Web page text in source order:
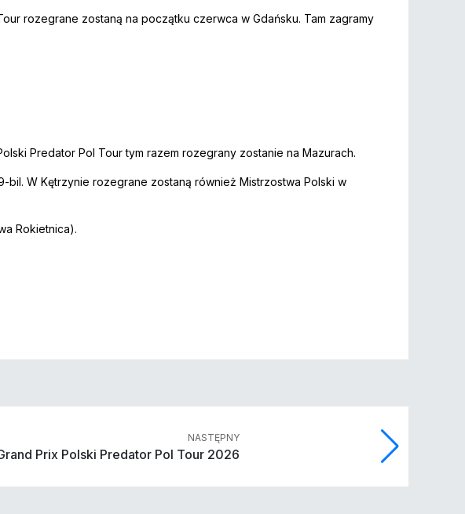
rozegrane zostaną na początku czerwca w Gdańsku. Tam zagramy
Predator Pol Tour tym razem rozegrany zostanie na Mazurach.
bil. W Kętrzynie rozegrane zostaną również Mistrzostwa Polski w
Rokietnica).
NASTĘPNY
Prix Polski Predator Pol Tour 2026